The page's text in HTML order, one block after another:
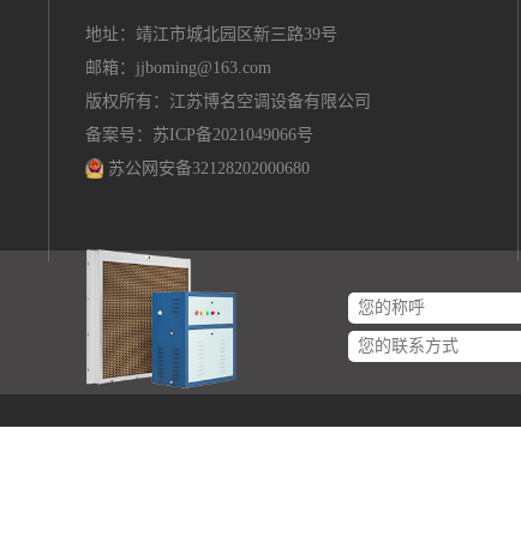
地址：靖江市城北园区新三路39号
邮箱： jjboming@163.com
版权所有：江苏博名空调设备有限公司
备案号：苏ICP备2021049066号
苏公网安备32128202000680